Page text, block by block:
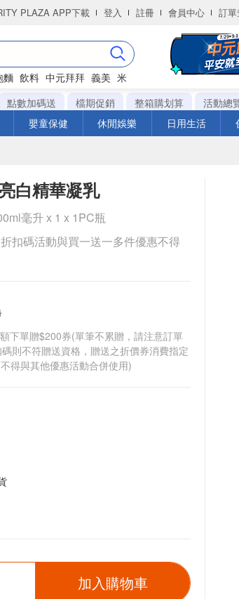
PLAZA APP下載 登入 註冊 會員中心 訂
麵 飲料 中元拜拜 義美 米
點數加碼送 檔期促銷 整箱購划算 活動總
嬰童保健 休閒娛樂 日用生活
白精華凝乳
毫升 x 1 x 1PC瓶
扣碼活動與買一送一多件優惠不得
下單贈$200券(單筆不累贈，請注意訂單
則不符贈送資格，贈送之折價券消費指定
得與其他優惠活動合併使用)
加入購物車